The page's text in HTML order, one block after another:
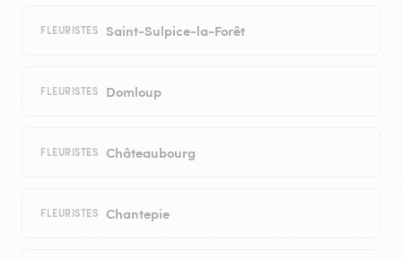
FLEURISTES Saint-Sulpice-la-Forêt
FLEURISTES Domloup
FLEURISTES Châteaubourg
FLEURISTES Chantepie